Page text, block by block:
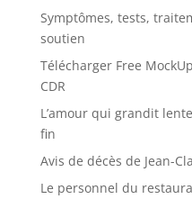
Symptômes, tests,
soutien
Télécharger Free
CDR
L’amour qui grandit
fin
Avis de décès de Jean-
Le personnel du